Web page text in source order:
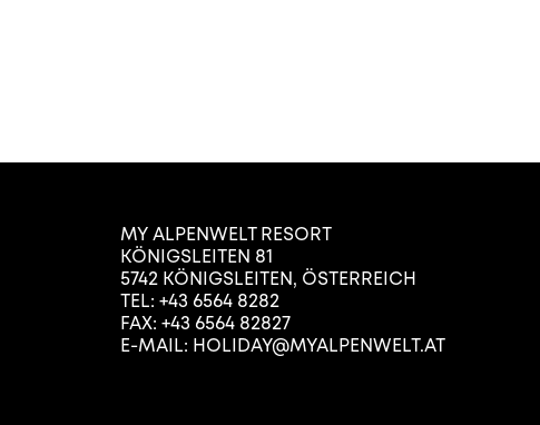
MY ALPENWELT RESORT
KÖNIGSLEITEN 81
5742 KÖNIGSLEITEN ÖSTERREICH
TEL: +43 6564 8282
FAX: +43 6564 82827
E-MAIL: HOLIDAY@MYALPENWELT.AT